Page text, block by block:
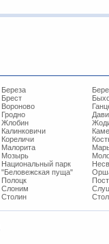
Береза
Брест
Вороново
Гродно
Жлобин
Калинковичи
Кореличи
Малорита
Мозырь
Национальный парк
"Беловежская пуща"
Полоцк
Слоним
Столин